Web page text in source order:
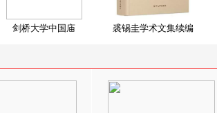
剑桥大学中国庙 裘锡圭学术文集续编